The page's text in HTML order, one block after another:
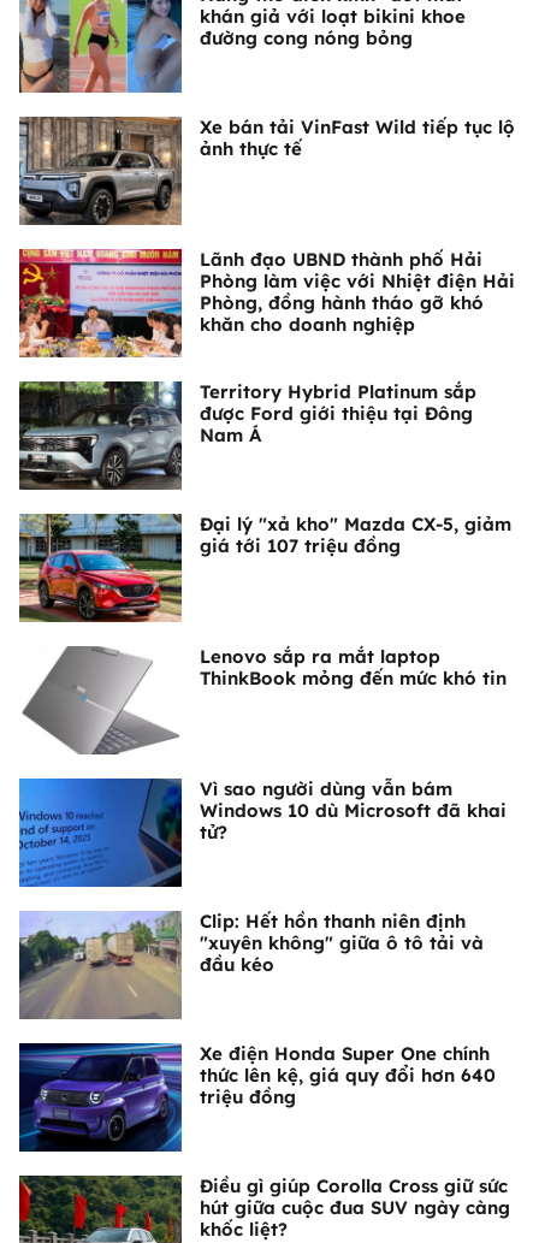
khán giả với loạt bikini khoe
đường cong nóng bỏng
Xe bán tải VinFast Wild tiếp tục lộ
ảnh thực tế
Lãnh đạo UBND thành phố Hải
Phòng làm việc với Nhiệt điện Hải
Phòng, đồng hành tháo gỡ khó
khăn cho doanh nghiệp
Territory Hybrid Platinum sắp
được Ford giới thiệu tại Đông
Nam Á
Đại lý "xả kho" Mazda CX-5, giảm
giá tới 107 triệu đồng
Lenovo sắp ra mắt laptop
ThinkBook mỏng đến mức khó tin
Vì sao người dùng vẫn bám
Windows 10 dù Microsoft đã khai
tử?
Clip: Hết hồn thanh niên định
"xuyên không" giữa ô tô tải và
đầu kéo
Xe điện Honda Super One chính
thức lên kệ, giá quy đổi hơn 640
triệu đồng
Điều gì giúp Corolla Cross giữ sức
hút giữa cuộc đua SUV ngày càng
khốc liệt?